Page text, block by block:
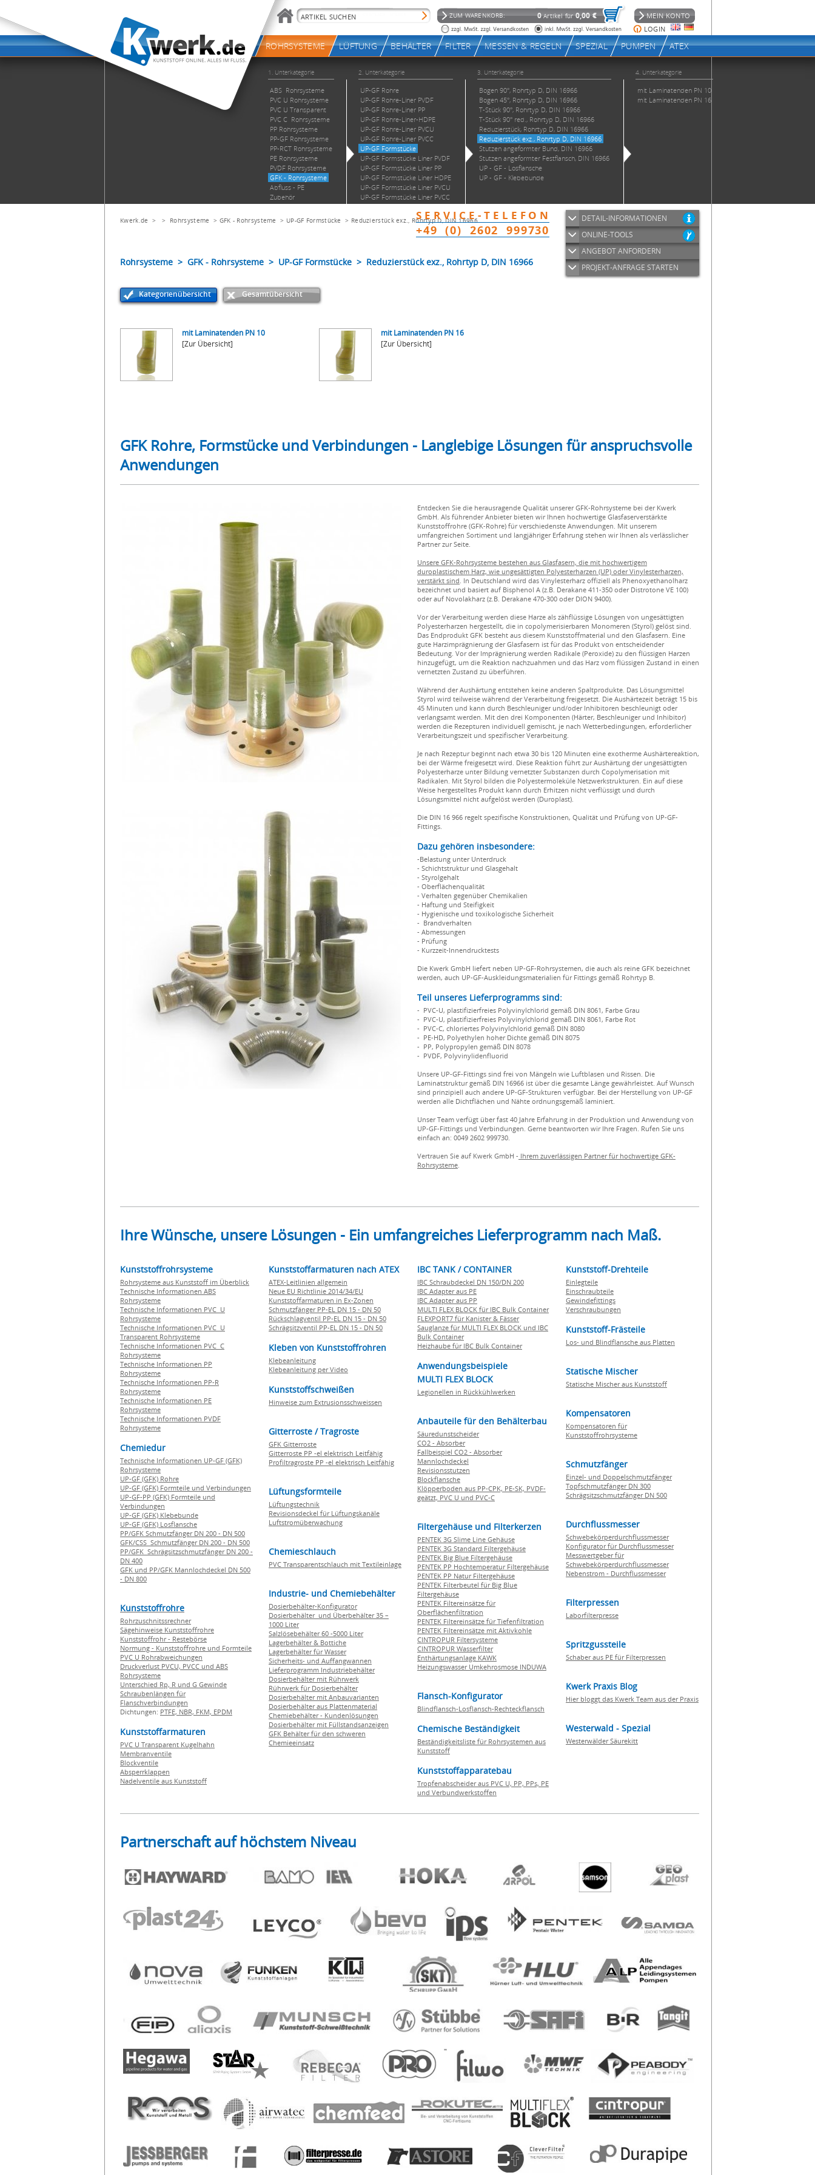
Kwerk.de > > Rohrsysteme > GFK - Rohrsysteme > UP-GF Formstücke > Reduzierstück exz., Rohrtyp D, DIN 16966
Rohrsysteme > GFK - Rohrsysteme > UP-GF Formstücke > Reduzierstück exz., Rohrtyp D, DIN 16966
Kategorienübersicht Gesamtübersicht
mit Laminatenden PN 10
[Zur Übersicht]
mit Laminatenden PN 16
[Zur Übersicht]
GFK Rohre, Formstücke und Verbindungen - Langlebige Lösungen für anspruchsvolle
Anwendungen
Entdecken Sie die herausragende Qualität unserer GFK-Rohrsysteme bei der Kwerk
GmbH. Als führender Anbieter bieten wir Ihnen hochwertige Glasfaserverstärkte
Kunststoffrohre (GFK-Rohre) für verschiedenste Anwendungen. Mit unserem
umfangreichen Sortiment und langjähriger Erfahrung stehen wir Ihnen als verlässlicher
Partner zur Seite.
Unsere GFK-Rohrsysteme bestehen aus Glasfasern, die mit hochwertigem
duroplastischem Harz, wie ungesättigten Polyesterharzen (UP) oder Vinylesterharzen,
verstärkt sind. In Deutschland wird das Vinylesterharz offiziell als Phenoxyethanolharz
bezeichnet und basiert auf Bisphenol A (z.B. Derakane 411-350 oder Distrotone VE 100)
oder auf Novolakharz (z.B. Derakane 470-300 oder DION 9400).
Vor der Verarbeitung werden diese Harze als zähflüssige Lösungen von ungesättigten
Polyesterharzen hergestellt, die in copolymerisierbaren Monomeren (Styrol) gelöst sind.
Das Endprodukt GFK besteht aus diesem Kunststoffmaterial und den Glasfasern. Eine
gute Harzimprägnierung der Glasfasern ist für das Produkt von entscheidender
Bedeutung. Vor der Imprägnierung werden Radikale (Peroxide) zu den flüssigen Harzen
hinzugefügt, um die Reaktion nachzuahmen und das Harz vom flüssigen Zustand in einen
vernetzten Zustand zu überführen.
Während der Aushärtung entstehen keine anderen Spaltprodukte. Das Lösungsmittel
Styrol wird teilweise während der Verarbeitung freigesetzt. Die Aushärtezeit beträgt 15 bis
45 Minuten und kann durch Beschleuniger und/oder Inhibitoren beschleunigt oder
verlangsamt werden. Mit den drei Komponenten (Härter, Beschleuniger und Inhibitor)
werden die Rezepturen individuell gemischt, je nach Wetterbedingungen, erforderlicher
Verarbeitungszeit und spezifischer Verarbeitung.
Je nach Rezeptur beginnt nach etwa 30 bis 120 Minuten eine exotherme Aushärtereaktion,
bei der Wärme freigesetzt wird. Diese Reaktion führt zur Aushärtung der ungesättigten
Polyesterharze unter Bildung vernetzter Substanzen durch Copolymerisation mit
Radikalen. Mit Styrol bilden die Polyestermoleküle Netzwerkstrukturen. Ein auf diese
Weise hergestelltes Produkt kann durch Erhitzen nicht verflüssigt und durch
Lösungsmittel nicht aufgelöst werden (Duroplast).
Die DIN 16 966 regelt spezifische Konstruktionen, Qualität und Prüfung von UP-GF-
Fittings.
Dazu gehören insbesondere:
-Belastung unter Unterdruck
- Schichtstruktur und Glasgehalt
- Styrolgehalt
- Oberflächenqualität
- Verhalten gegenüber Chemikalien
- Haftung und Steifigkeit
- Hygienische und toxikologische Sicherheit
- Brandverhalten
- Abmessungen
- Prüfung
- Kurzzeit-Innendrucktests
Die Kwerk GmbH liefert neben UP-GF-Rohrsystemen, die auch als reine GFK bezeichnet
werden, auch UP-GF-Auskleidungsmaterialien für Fittings gemäß Rohrtyp B.
Teil unseres Lieferprogramms sind:
- PVC-U, plastifizierfreies Polyvinylchlorid gemäß DIN 8061, Farbe Grau
- PVC-U, plastifizierfreies Polyvinylchlorid gemäß DIN 8061, Farbe Rot
- PVC-C, chloriertes Polyvinylchlorid gemäß DIN 8080
- PE-HD, Polyethylen hoher Dichte gemäß DIN 8075
- PP, Polypropylen gemäß DIN 8078
- PVDF, Polyvinylidenfluorid
Unsere UP-GF-Fittings sind frei von Mängeln wie Luftblasen und Rissen. Die
Laminatstruktur gemäß DIN 16966 ist über die gesamte Länge gewährleistet. Auf Wunsch
sind prinzipiell auch andere UP-GF-Strukturen verfügbar. Bei der Herstellung von UP-GF
werden alle Dichtflächen und Nähte ordnungsgemäß laminiert.
Unser Team verfügt über fast 40 Jahre Erfahrung in der Produktion und Anwendung von
UP-GF-Fittings und Verbindungen. Gerne beantworten wir Ihre Fragen. Rufen Sie uns
einfach an: 0049 2602 999730.
Vertrauen Sie auf Kwerk GmbH - Ihrem zuverlässigen Partner für hochwertige GFK-
Rohrsysteme.
Ihre Wünsche, unsere Lösungen - Ein umfangreiches Lieferprogramm nach Maß.
Kunststoffrohrsysteme
Rohrsysteme aus Kunststoff im Überblick
Technische Informationen ABS
Rohrsysteme
Technische Informationen PVC U
Rohrsysteme
Technische Informationen PVC U
Transparent Rohrsysteme
Technische Informationen PVC C
Rohrsysteme
Technische Informationen PP
Rohrsysteme
Technische Informationen PP-R
Rohrsysteme
Technische Informationen PE
Rohrsysteme
Technische Informationen PVDF
Rohrsysteme
Chemiedur
Technische Informationen UP-GF (GFK)
Rohrsysteme
UP-GF (GFK) Rohre
UP-GF (GFK) Formteile und Verbindungen
UP-GF-PP (GFK) Formteile und
Verbindungen
UP-GF (GFK) Klebebunde
UP-GF (GFK) Losflansche
PP/GFK Schmutzfänger DN 200 - DN 500
GFK/CSS Schmutzfänger DN 200 - DN 500
PP/GFK Schrägsitzschmutzfänger DN 200 -
DN 400
GFK und PP/GFK Mannlochdeckel DN 500
- DN 800
Kunststoffrohre
Rohrzuschnitssrechner
Sägehinweise Kunststoffrohre
Kunststoffrohr - Restebörse
Normung - Kunststoffrohre und Formteile
PVC U Rohrabweichungen
Druckverlust PVCU, PVCC und ABS
Rohrsysteme
Unterschied Rp, R und G Gewinde
Schraubenlängen für
Flanschverbindungen
Dichtungen: PTFE, NBR, FKM, EPDM
Kunststoffarmaturen
PVC U Transparent Kugelhahn
Membranventile
Blockventile
Absperrklappen
Nadelventile aus Kunststoff
Kunststoffarmaturen nach ATEX
ATEX-Leitlinien allgemein
Neue EU Richtlinie 2014/34/EU
Kunststoffarmaturen in Ex-Zonen
Schmutzfänger PP-EL DN 15 - DN 50
Rückschlagventil PP-EL DN 15 - DN 50
Schrägsitzventil PP-EL DN 15 - DN 50
Kleben von Kunststoffrohren
Klebeanleitung
Klebeanleitung per Video
Kunststoffschweißen
Hinweise zum Extrusionsschweissen
Gitterroste / Tragroste
GFK Gitterroste
Gitterroste PP -el elektrisch Leitfähig
Profiltragroste PP -el elektrisch Leitfähig
Lüftungsformteile
Lüftungstechnik
Revisionsdeckel für Lüftungskanäle
Luftstromüberwachung
Chemieschlauch
PVC Transparentschlauch mit Textileinlage
Industrie- und Chemiebehälter
Dosierbehälter-Konfigurator
Dosierbehälter und Überbehälter 35 –
1000 Liter
Salzlösebehälter 60 -5000 Liter
Lagerbehälter & Bottiche
Lagerbehälter für Wasser
Sicherheits- und Auffangwannen
Lieferprogramm Industriebehälter
Dosierbehälter mit Rührwerk
Rührwerk für Dosierbehälter
Dosierbehälter mit Anbauvarianten
Dosierbehälter aus Plattenmaterial
Chemiebehälter - Kundenlösungen
Dosierbehälter mit Füllstandsanzeigen
GFK Behälter für den schweren
Chemieeinsatz
IBC TANK / CONTAINER
IBC Schraubdeckel DN 150/DN 200
IBC Adapter aus PE
IBC Adapter aus PP
MULTI FLEX BLOCK für IBC Bulk Container
FLEXPORT7 für Kanister & Fässer
Sauglanze für MULTI FLEX BLOCK und IBC
Bulk Container
Heizhaube für IBC Bulk Container
Anwendungsbeispiele
MULTI FLEX BLOCK
Legionellen in Rückkühlwerken
Anbauteile für den Behälterbau
Säuredunstscheider
CO2 - Absorber
Fallbeispiel CO2 - Absorber
Mannlochdeckel
Revisionsstutzen
Blockflansche
Klöpperboden aus PP-CPK, PE-SK, PVDF-
geätzt, PVC U und PVC-C
Filtergehäuse und Filterkerzen
PENTEK 3G Slime Line Gehäuse
PENTEK 3G Standard Filtergehäuse
PENTEK Big Blue Filtergehäuse
PENTEK PP Hochtemperatur Filtergehäuse
PENTEK PP Natur Filtergehäuse
PENTEK Filterbeutel für Big Blue
Filtergehäuse
PENTEK Filtereinsätze für
Oberflächenfiltration
PENTEK Filtereinsätze für Tiefenfiltration
PENTEK Filtereinsätze mit Aktivkohle
CINTROPUR Filtersysteme
CINTROPUR Wasserfilter
Enthärtungsanlage KAWK
Heizungswasser Umkehrosmose INDUWA
Flansch-Konfigurator
Blindflansch-Losflansch-Rechteckflansch
Chemische Beständigkeit
Beständigkeitsliste für Rohrsystemen aus
Kunststoff
Kunststoffapparatebau
Tropfenabscheider aus PVC U, PP, PPs, PE
und Verbundwerkstoffen
Kunststoff-Drehteile
Einlegteile
Einschraubteile
Gewindefittings
Verschraubungen
Kunststoff-Frästeile
Los- und Blindflansche aus Platten
Statische Mischer
Statische Mischer aus Kunststoff
Kompensatoren
Kompensatoren für
Kunststoffrohrsysteme
Schmutzfänger
Einzel- und Doppelschmutzfänger
Topfschmutzfänger DN 300
Schrägsitzschmutzfänger DN 500
Durchflussmesser
Schwebekörperdurchflussmesser
Konfigurator für Durchflussmesser
Messwertgeber für
Schwebekörperdurchflussmesser
Nebenstrom - Durchflussmesser
Filterpressen
Laborfilterpresse
Spritzgussteile
Schaber aus PE für Filterpressen
Kwerk Praxis Blog
Hier bloggt das Kwerk Team aus der Praxis
Westerwald - Spezial
Westerwälder Säurekitt
Partnerschaft auf höchstem Niveau
DETAIL-INFORMATIONEN
ONLINE-TOOLS
ANGEBOT ANFORDERN
PROJEKT-ANFRAGE STARTEN